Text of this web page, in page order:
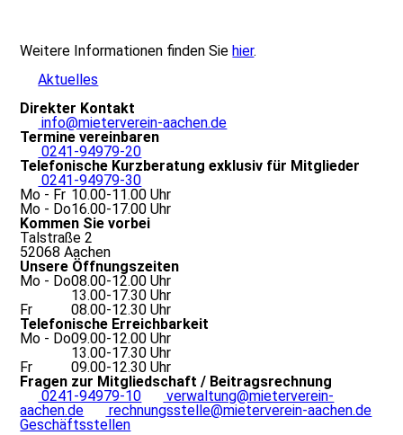
Weitere Informationen finden Siehier.
Aktuelles
Direkter Kontakt
info@mieterverein-aachen.de
Termine vereinbaren
0241-94979-20
Telefonische Kurzberatung exklusiv für Mitglieder
0241-94979-30
Mo - Fr 10.00-11.00 Uhr
Mo - Do16.00-17.00 Uhr
Kommen Sie vorbei
Talstraße 2
52068 Aachen
Unsere Öffnungszeiten
Mo - Do08.00-12.00 Uhr
13.00-17.30 Uhr
Fr
08.00-12.30 Uhr
Telefonische Erreichbarkeit
Mo - Do09.00-12.00 Uhr
13.00-17.30 Uhr
Fr
09.00-12.30 Uhr
Fragen zur Mitgliedschaft / Beitragsrechnung
0241-94979-10
verwaltung@mieterverein-
aachen.de
rechnungsstelle@mieterverein-aachen.de
Geschäftsstellen